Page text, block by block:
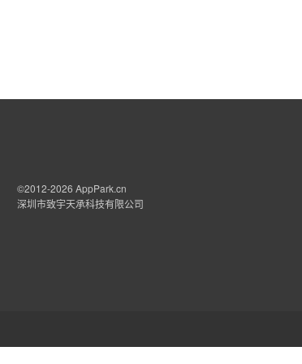
©2012-2026 AppPark.cn
深圳市致宇天承科技有限公司